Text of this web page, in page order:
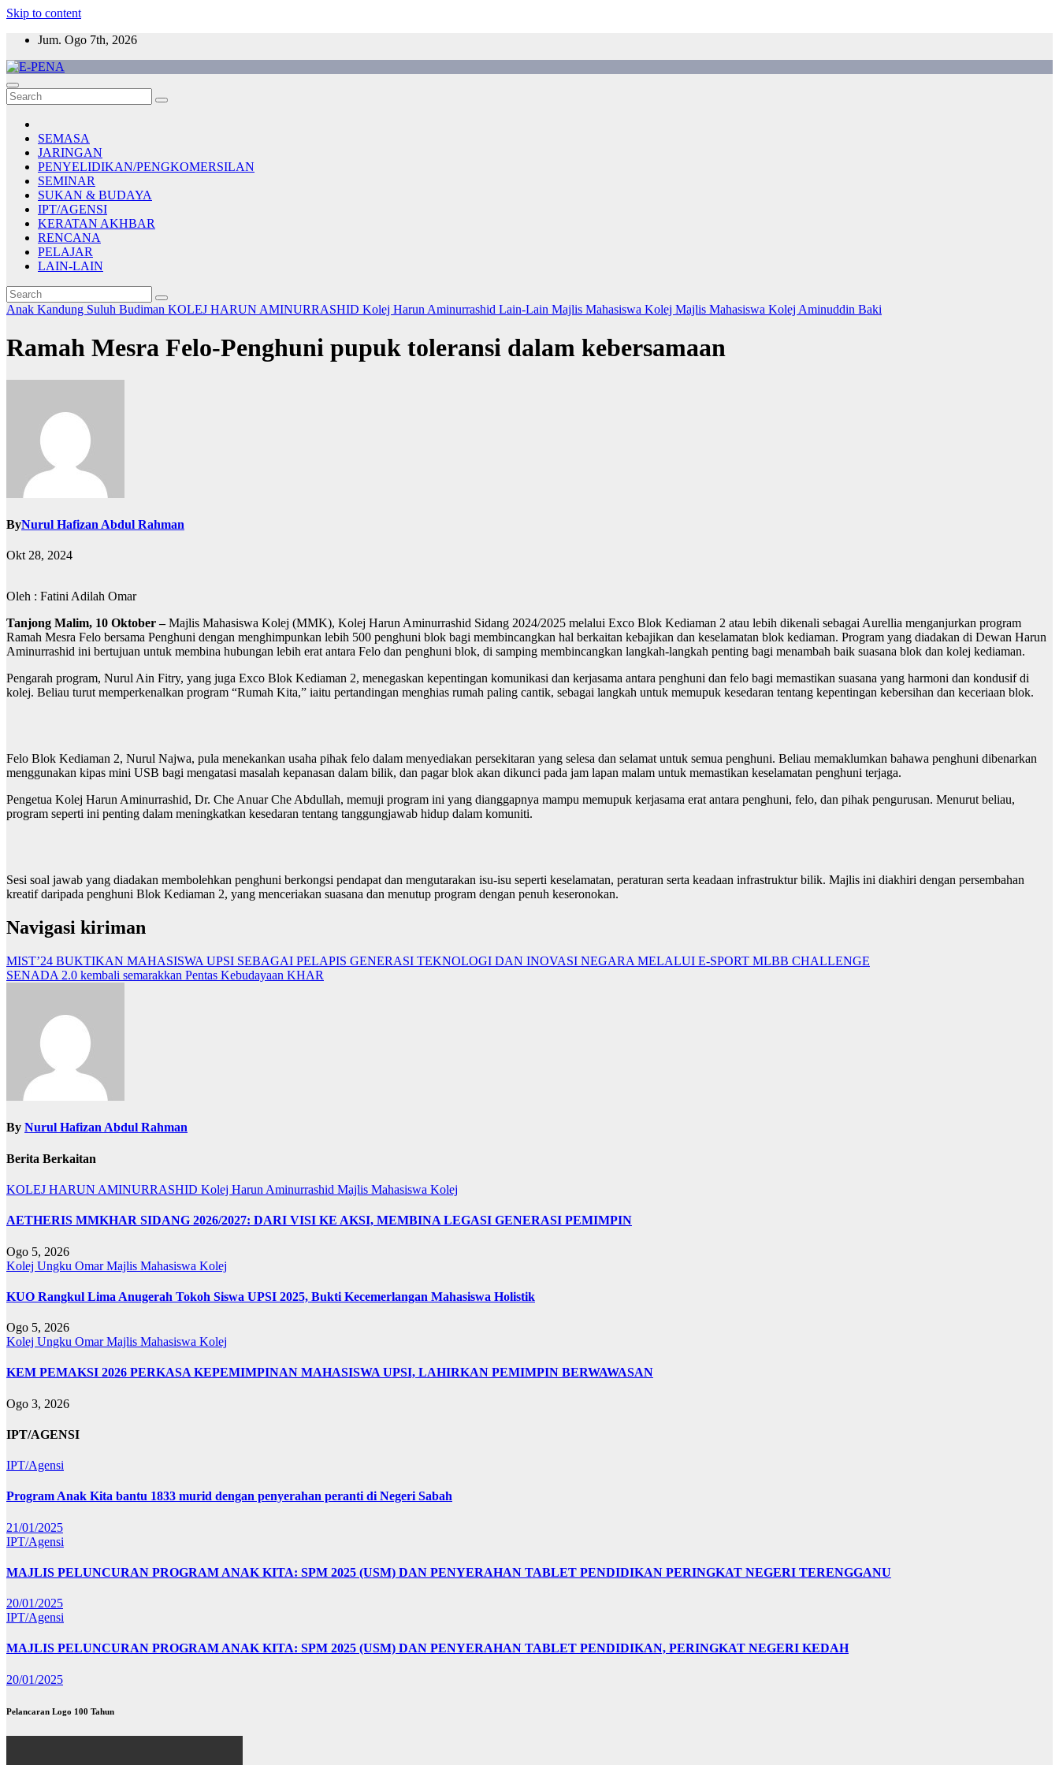
Skip to content
Jum. Ogo 7th, 2026
E-PENA
Berita Digital Terkini
SEMASA
JARINGAN
PENYELIDIKAN/PENGKOMERSILAN
SEMINAR
SUKAN & BUDAYA
IPT/AGENSI
KERATAN AKHBAR
RENCANA
PELAJAR
LAIN-LAIN
Anak Kandung Suluh Budiman KOLEJ HARUN AMINURRASHID Kolej Harun Aminurrashid Lain-Lain Majlis Mahasiswa Kolej Majlis Mahasiswa Kolej Aminuddin Baki
Ramah Mesra Felo-Penghuni pupuk toleransi dalam kebersamaan
ByNurul Hafizan Abdul Rahman
Okt 28, 2024
Oleh : Fatini Adilah Omar
Tanjong Malim, 10 Oktober –Majlis Mahasiswa Kolej (MMK), Kolej Harun Aminurrashid Sidang 2024/2025 melalui Exco Blok Kediaman 2 atau lebih dikenali sebagai Aurellia menganjurkan program
Ramah Mesra Felo bersama Penghuni dengan menghimpunkan lebih 500 penghuni blok bagi membincangkan hal berkaitan kebajikan dan keselamatan blok kediaman. Program yang diadakan di Dewan Harun
Aminurrashid ini bertujuan untuk membina hubungan lebih erat antara Felo dan penghuni blok, di samping membincangkan langkah-langkah penting bagi menambah baik suasana blok dan kolej kediaman.
Pengarah program, Nurul Ain Fitry, yang juga Exco Blok Kediaman 2, menegaskan kepentingan komunikasi dan kerjasama antara penghuni dan felo bagi memastikan suasana yang harmoni dan kondusif di
kolej. Beliau turut memperkenalkan program “Rumah Kita,” iaitu pertandingan menghias rumah paling cantik, sebagai langkah untuk memupuk kesedaran tentang kepentingan kebersihan dan keceriaan blok.
Felo Blok Kediaman 2, Nurul Najwa, pula menekankan usaha pihak felo dalam menyediakan persekitaran yang selesa dan selamat untuk semua penghuni. Beliau memaklumkan bahawa penghuni dibenarkan
menggunakan kipas mini USB bagi mengatasi masalah kepanasan dalam bilik, dan pagar blok akan dikunci pada jam lapan malam untuk memastikan keselamatan penghuni terjaga.
Pengetua Kolej Harun Aminurrashid, Dr. Che Anuar Che Abdullah, memuji program ini yang dianggapnya mampu memupuk kerjasama erat antara penghuni, felo, dan pihak pengurusan. Menurut beliau,
program seperti ini penting dalam meningkatkan kesedaran tentang tanggungjawab hidup dalam komuniti.
Sesi soal jawab yang diadakan membolehkan penghuni berkongsi pendapat dan mengutarakan isu-isu seperti keselamatan, peraturan serta keadaan infrastruktur bilik. Majlis ini diakhiri dengan persembahan
kreatif daripada penghuni Blok Kediaman 2, yang menceriakan suasana dan menutup program dengan penuh keseronokan.
Navigasi kiriman
MIST’24 BUKTIKAN MAHASISWA UPSI SEBAGAI PELAPIS GENERASI TEKNOLOGI DAN INOVASI NEGARA MELALUI E-SPORT MLBB CHALLENGE
SENADA 2.0 kembali semarakkan Pentas Kebudayaan KHAR
By Nurul Hafizan Abdul Rahman
Berita Berkaitan
KOLEJ HARUN AMINURRASHID Kolej Harun Aminurrashid Majlis Mahasiswa Kolej
AETHERIS MMKHAR SIDANG 2026/2027: DARI VISI KE AKSI, MEMBINA LEGASI GENERASI PEMIMPIN
Ogo 5, 2026
Kolej Ungku OmarMajlis Mahasiswa Kolej
KUO Rangkul Lima Anugerah Tokoh Siswa UPSI 2025, Bukti Kecemerlangan Mahasiswa Holistik
Ogo 5, 2026
Kolej Ungku OmarMajlis Mahasiswa Kolej
KEM PEMAKSI 2026 PERKASA KEPEMIMPINAN MAHASISWA UPSI, LAHIRKAN PEMIMPIN BERWAWASAN
Ogo 3, 2026
IPT/AGENSI
IPT/Agensi
Program Anak Kita bantu 1833 murid dengan penyerahan peranti di Negeri Sabah
21/01/2025
IPT/Agensi
MAJLIS PELUNCURAN PROGRAM ANAK KITA: SPM 2025 (USM) DAN PENYERAHAN TABLET PENDIDIKAN PERINGKAT NEGERI TERENGGANU
20/01/2025
IPT/Agensi
MAJLIS PELUNCURAN PROGRAM ANAK KITA: SPM 2025 (USM) DAN PENYERAHAN TABLET PENDIDIKAN, PERINGKAT NEGERI KEDAH
20/01/2025
Pelancaran Logo 100 Tahun